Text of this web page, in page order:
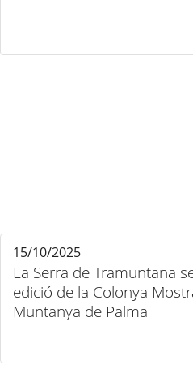
La Serra de Tramuntana
edició de la Colonya
Muntanya de Palma
15/10/2025